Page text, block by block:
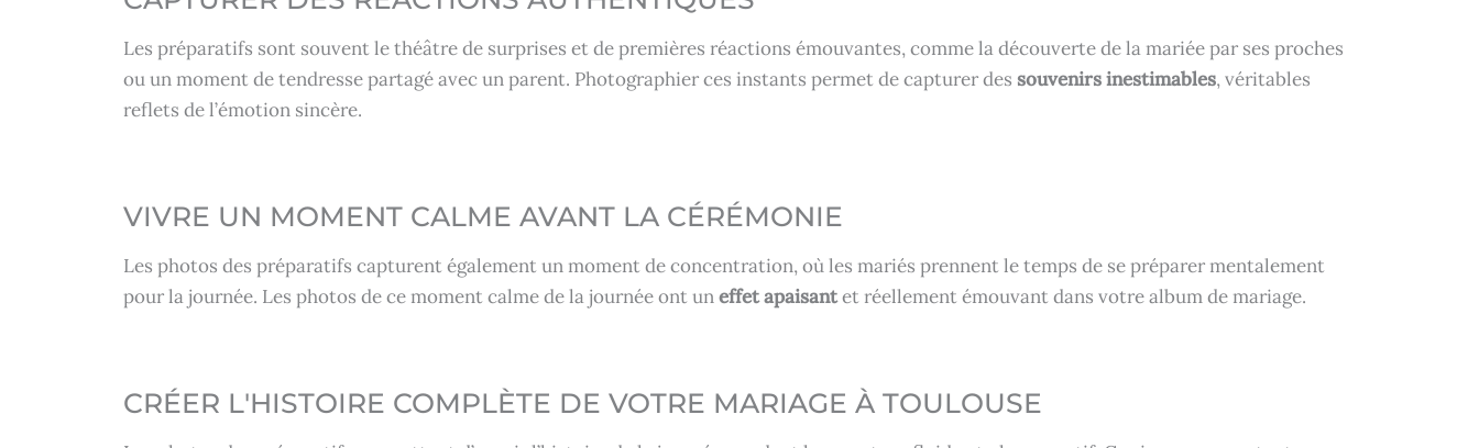
Les préparatifs sont souvent le théâtre de surprises et de premières réactions émouvantes, comme la découverte de la mariée par ses proches
ou un moment de tendresse partagé avec un parent. Photographier ces instants permet de capturer des souvenirs inestimables, véritables
reflets de l’émotion sincère.
VIVRE UN MOMENT CALME AVANT LA CÉRÉMONIE
Les photos des préparatifs capturent également un moment de concentration, où les mariés prennent le temps de se préparer mentalement
pour la journée. Les photos de ce moment calme de la journée ont uneffet apaisantet réellement émouvant dans votre album de mariage.
CRÉER L'HISTOIRE COMPLÈTE DE VOTRE MARIAGE À TOULOUSE